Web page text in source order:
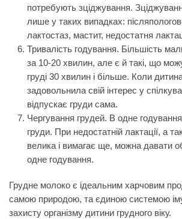
потребують зціджування.
лише у таких випадках:
лактостаз, мастит, недостатня
Тривалість годування. Більшість
за 10-20 хвилин, але є й такі, що
груді 30 хвилин і більше. Коли
задовольнила свій інтерес у
відпускає груди сама.
Чергування грудей. В одне
груди. При недостатній лактації, а
велика і вимагає ще, можна давати
одне годування.
Грудне молоко є ідеальним харчовим
самою природою, та єдиною системою
захисту організму дитини грудного віку.